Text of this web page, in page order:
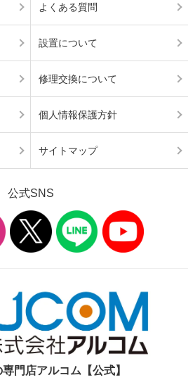
よくある質問
設置について
修理交換について
個人情報保護方針
サイトマップ
公式SNS
門店アルコム【公式】